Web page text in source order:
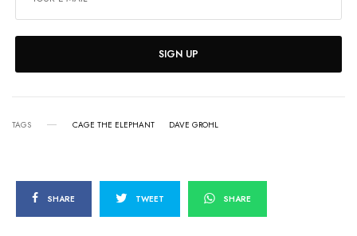
SIGN UP
TAGS CAGE THE ELEPHANT DAVE GROHL
SHARE TWEET SHARE